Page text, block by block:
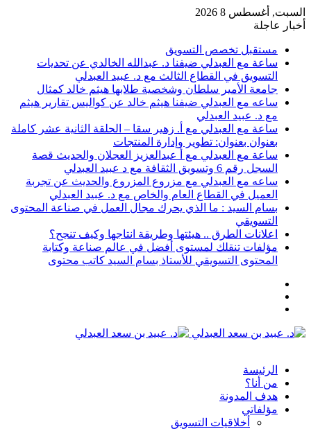
السبت, أغسطس 8 2026
أخبار عاجلة
مستقبل تخصص التسويق
ساعة مع العبدلي ضيفنا د. عبدالله الخالدي عن تحديات
التسويق في القطاع الثالث مع د. عبيد العبدلي
جامعة الأمير سلطان وشخصية طلابها هيثم خالد كمثال
ساعه مع العبدلي ضيفنا هيثم خالد عن كواليس تقارير هيثم
مع د. عبيد العبدلي
ساعة مع العبدلي مع أ. زهير سقا – الحلقة الثانية عشر كاملة
بعنوان بعنوان: تطوير وإدارة المنتجات
ساعة مع العبدلي مع أ عبدالعزيز العجلان والحديث قصة
السجل رقم 6 وتسويق الثقافة مع د عبيد العبدلي
ساعه مع العبدلي مع مزروع المزروع والحديث عن تجربة
العميل في القطاع العام والخاص مع د. عبيد العبدلي
بسام السيد : ما الذي يحرك مجال العمل في صناعة المحتوى
التسويقي
اعلانات الطرق .. هيئتها وطريقة انتاجها وكيف تنجح؟
مؤلفات تنقلك لمستوى أفضل في عالم صناعة وكتابة
المحتوى التسويقي للأستاذ بسام السيد كاتب محتوى
القائمة
الرئيسة
من أنا؟
هدف المدونة
مؤلفاتي
أخلاقيات التسويق